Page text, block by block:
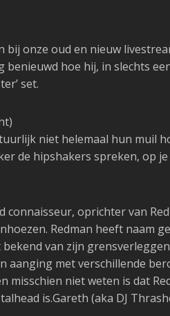
onze oud en nieuw
benieuwd hoe hij, in slechts
set.
niet helemaal hun muil
de hipshakers spreken, op je
connaisseur, oprichter van
Redman heeft naam
van zijn
met verschillende
misschien niet weten is dat
is.Gareth (aka DJ